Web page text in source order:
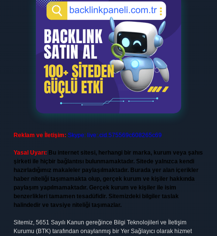
Reklam ve İletişim: Skype: live:.cid.575569c608265c69
Yasal Uyarı: Bu internet sitesi, herhangi bir marka, kurum veya şahıs
şirketi ile hiçbir bağlantısı bulunmamaktadır. Sitede yalnızca kendi
hazırladığımız makaleler paylaşılmaktadır. Burada yer alan içerikler
haber niteliği taşımamakta olup, gerçek kurum ve kişiler hakkında
paylaşım yapılmamaktadır. Gerçek kurum ve kişiler ile isim
benzerlikleri tamamen tesadüfidir. Sitemizdeki bilgiler taslak
halindedir ve tavsiye niteliği taşımazlar.
Sitemiz, 5651 Sayılı Kanun gereğince Bilgi Teknolojileri ve İletişim
Kurumu (BTK) tarafından onaylanmış bir Yer Sağlayıcı olarak hizmet